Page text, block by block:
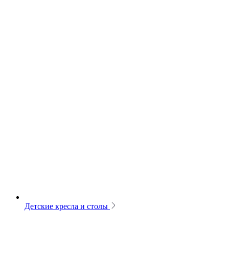
Детские кресла и столы